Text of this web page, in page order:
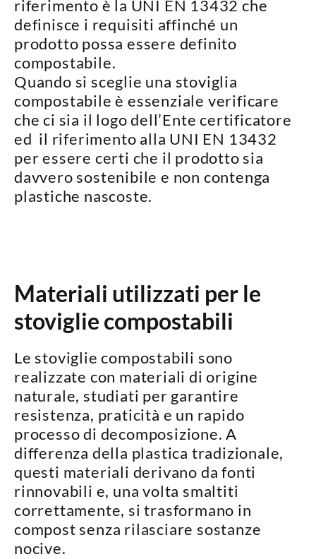
riferimento è la UNI EN 13432 che
definisce i requisiti affinché un
prodotto possa essere definito
compostabile.
Quando si sceglie una stoviglia
compostabile è essenziale verificare
che ci sia il logo dell’Ente certificatore
ed il riferimento alla UNI EN 13432
per essere certi che il prodottosia
davvero sostenibile e non contenga
plastiche nascoste.
Materiali utilizzati per le
stoviglie compostabili
Lestoviglie compostabili sono
realizzate con materiali di origine
naturale, studiati per garantire
resistenza, praticità e un rapido
processo di decomposizione. A
differenza della plastica tradizionale,
questi materiali derivano dafonti
rinnovabili e, una volta smaltiti
correttamente, si trasformano in
compost senza rilasciare sostanze
nocive.